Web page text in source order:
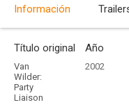
Información
Título original
Van
Wilder:
Party
Liaison
Año
2002